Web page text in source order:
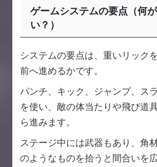
ゲームシステムの要点（何
い？）
システムの要点は、重いリック
前へ進めるかです。
パンチ、キック、ジャンプ、ス
を使い、敵の体当たりや飛び道
ら進みます。
ステージ中には武器もあり、角
のようなものを拾うと間合いを